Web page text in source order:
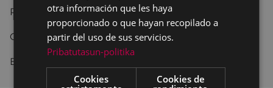
Programa "Barixakuak jolasian"
Organizado por ...eta kitto!
En el parque de Urkizu
otra información que les haya
proporcionado o que hayan recopilado a
partir del uso de sus servicios.
Pribatutasun-politika
Cookies
Cookies de